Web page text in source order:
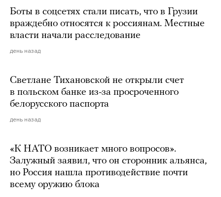
Боты в соцсетях стали писать, что в Грузии
враждебно относятся к россиянам. Местные
власти начали расследование
день назад
Светлане Тихановской не открыли счет
в польском банке из-за просроченного
белорусского паспорта
день назад
«К НАТО возникает много вопросов».
Залужный заявил, что он сторонник альянса,
но Россия нашла противодействие почти
всему оружию блока